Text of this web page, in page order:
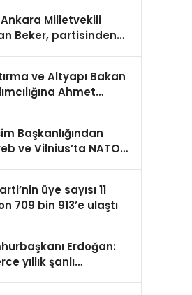
Ankara Milletvekili
Beker, partisinden
ve Altyapı Bakan
Ahmet
Başkanlığından
ve Vilnius’ta NATO
üye sayısı 11
709 bin 913’e ulaştı
Erdoğan:
yıllık şanlı